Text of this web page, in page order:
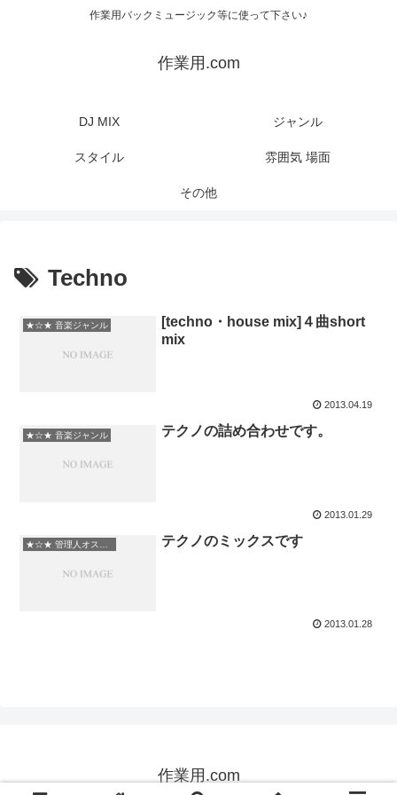
作業用バックミュージック等に使って下さい♪
作業用.com
DJ MIX ジャンル
スタイル 雰囲気 場面
その他
Techno
★☆★ 音楽ジャンル
[techno・house mix]４曲short
mix
2013.04.19
★☆★ 音楽ジャンル テクノの詰め合わせです。
2013.01.29
★☆★ 管理人オススメ テクノのミックスです
2013.01.28
作業用.com